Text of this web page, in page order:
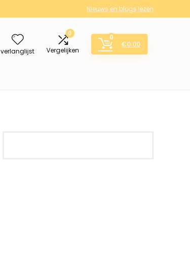
Nieuws en blogs lezen
verlanglijst
0
Vergelijken
0
€0.00